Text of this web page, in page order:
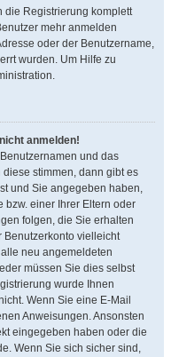
die Registrierung komplett
mehr anmelden
oder der Benutzername,
wurden. Um Hilfe zu
anmelden!
und das
stimmen, dann gibt es
und Sie angegeben haben,
bzw. einer Ihrer Eltern oder
folgen, die Sie erhalten
Benutzerkonto vielleicht
neu angemeldeten
müssen Sie dies selbst
wurde Ihnen
Wenn Sie eine E-Mail
Anweisungen. Ansonsten
eingegeben haben oder die
Wenn Sie sich sicher sind,